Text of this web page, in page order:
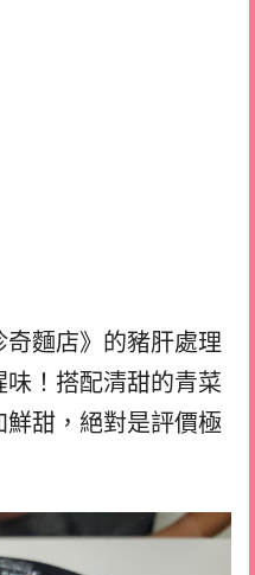
麵店》的豬肝處理
！搭配清甜的青菜
甜，絕對是評價極